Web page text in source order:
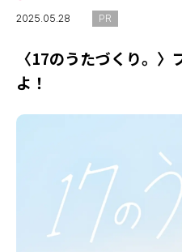
Instagram
YouTube
FORTUNE
ゲッターズ飯田
MISS
バックナンバー
INFORMATION
Seventeen
について
2025.05.28 PR
〈17のうたづくり。
よ！